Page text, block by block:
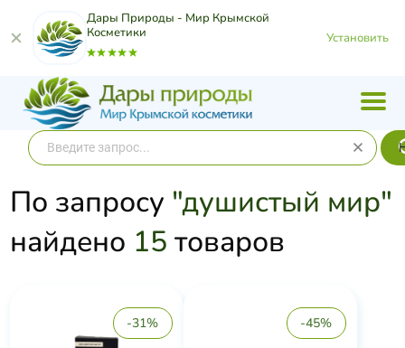
Дары Природы - Мир Крымской
Косметики
Установить
По запросу "душистый мир"
найдено 15 товаров
-31% -45%